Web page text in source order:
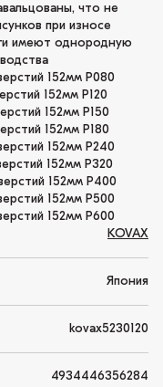
что не
при износе
имеют однородную
152мм P080
152мм P120
152мм P150
152мм P180
152мм P240
152мм P320
152мм P400
152мм P500
152мм P600
KOVAX
Япония
kovax5230120
4934446356284